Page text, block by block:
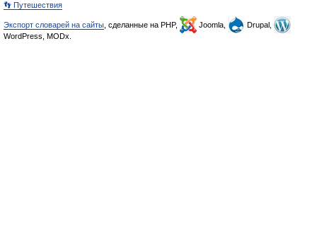
👣 Путешествия
Экспорт словарей на сайты , сделанные на PHP, Joomla,
Drupal,
WordPress, MODx.